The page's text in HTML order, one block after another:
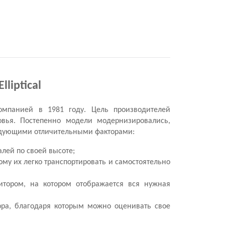
в 1981 году. Цель производителей
Постепенно модели модернизировались,
отличительными факторами:
по своей высоте;
их легко транспортировать и самостоятельно
на котором отображается вся нужная
благодаря которым можно оценивать свое